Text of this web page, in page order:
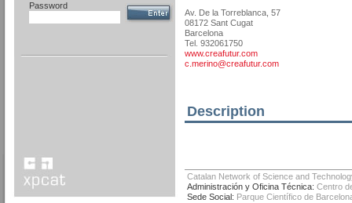
Password
Av. De la Torreblanca, 57
08172 Sant Cugat
Barcelona
Tel. 932061750
www.creafutur.com
c.merino@creafutur.com
Description
Catalan Network of Science and
Administración y Oficina Técnica: Centro
Sede Social: Parque Científico de